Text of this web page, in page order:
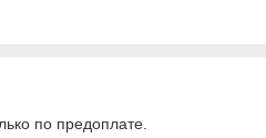
по предоплате.